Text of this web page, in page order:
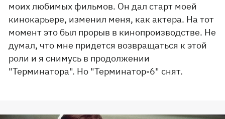
моих любимых фильмов. Он дал старт моей
кинокарьере, изменил меня, как актера. На тот
момент это был прорыв в кинопроизводстве. Не
думал, что мне придется возвращаться к этой
роли и я снимусь в продолжении
"Терминатора". Но "Терминатор-6" снят.